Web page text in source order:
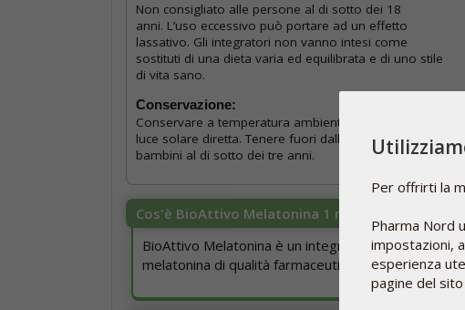
Non consigliato alle persone al di sotto dei 18
anni. L’uso eccessivo può portare ad un effetto
lassativo. Gli integratori non vanno intesi come
sostituti di una dieta varia ed equilibrata e di uno stile
di vita sano.
Conservazione:
Conservare a temperatura ambiente, lontano dalla
luce solare diretta. Tenere fuori dalla portata dei
bambini al di sotto dei tre anni.
Cos'è BioAttivo Melatonina 1 mg?
BioAttivo Melatonina è un integratore alimentare
melatonina di qualità farmaceutica.
Per offrirti la
Pharma Nord
impostazioni,
esperienza
pagine del